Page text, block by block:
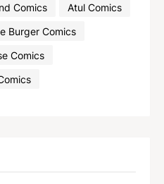
Comics
Atul Comics
Burger Comics
Comics